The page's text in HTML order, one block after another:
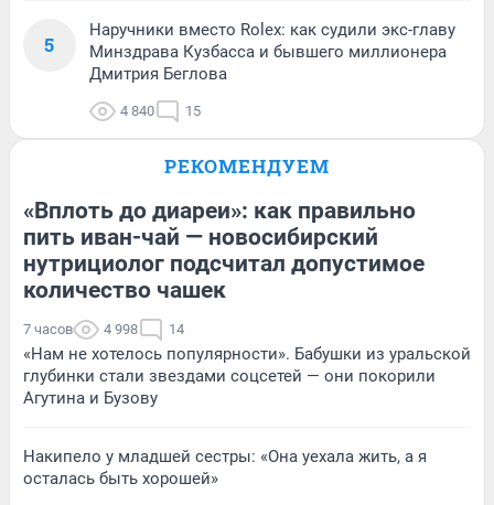
5
Наручники вместо Rolex: как судили экс-главу
Минздрава Кузбасса и бывшего миллионера
Дмитрия Беглова
4 840 15
РЕКОМЕНДУЕМ
«Вплоть до диареи»: как правильно
пить иван-чай — новосибирский
нутрициолог подсчитал допустимое
количество чашек
7 часов 4 998 14
«Нам не хотелось популярности». Бабушки из уральской
глубинки стали звездами соцсетей — они покорили
Агутина и Бузову
Накипело у младшей сестры: «Она уехала жить, а я
осталась быть хорошей»